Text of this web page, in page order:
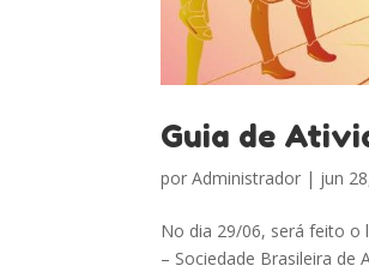
Guia de
porAdministrador | jun
No dia 29/06, será feito o
– Sociedade Brasileira de